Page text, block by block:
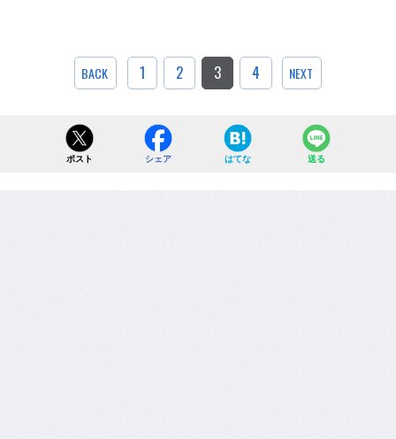
BACK 1 2 3 4 NEXT
ポスト シェア はてな 送る